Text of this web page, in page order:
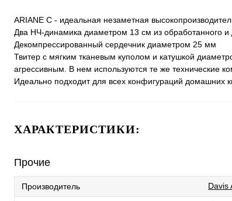
ARIANE C - идеальная незаметная
Два НЧ-динамика диаметром 13 см из обработанного
Декомпрессированный сердечник диаметром 25 мм
Твитер с мягким тканевым куполом и катушкой
агрессивным. В нем используются те же технические
Идеально подходит для всех конфигураций домашних
ХАРАКТЕРИСТИКИ:
Прочие
Производитель Davis